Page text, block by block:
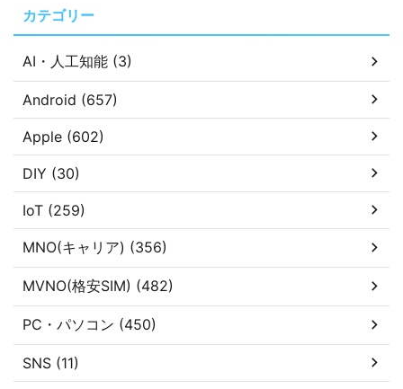
カテゴリー
AI・人工知能 (3)
Android (657)
Apple (602)
DIY (30)
IoT (259)
MNO(キャリア) (356)
MVNO(格安SIM) (482)
PC・パソコン (450)
SNS (11)